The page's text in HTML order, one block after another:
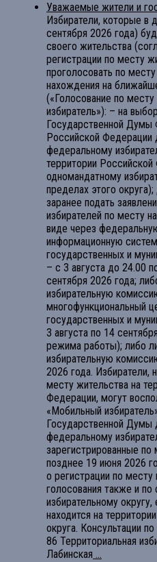
Уважаемые жители и
Избиратели, которые в
сентября 2026 года)
своего жительства
регистрации по месту
проголосовать по
нахождения на
(«Голосование по
избиратель»): – на
Государственной Думы
Российской Федерации
федеральному
территории
одномандатному
пределах этого
заранее подать
избирателей по месту
виде через
информационную
государственных и
– с 3 августа до 24.00
сентября 2026 года;
избирательную
многофункциональный
государственных и
3 августа по 14
режима работы); либо
избирательную
2026 года. Избиратели,
месту жительства на
Федерации, могут
«Мобильный
Государственной Думы
федеральному
зарегистрированные по
позднее 19 июня 2026
о регистрации по
голосования также и
избирательному
находится на
округа. Консультации
86 Территориальная
Лабинская ...